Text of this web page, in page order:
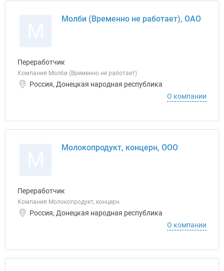
Молби (Временно не работает), ОАО
Переработчик
Компания Молби (Временно не работает)
Россия, Донецкая народная республика
О компании
Молокопродукт, концерн, ООО
Переработчик
Компания Молокопродукт, концерн
Россия, Донецкая народная республика
О компании